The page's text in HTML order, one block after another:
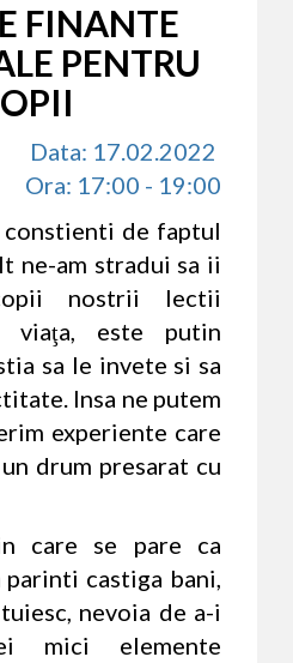
FINANTE
PENTRU
Data: 17.02.2022
Ora: 17:00 - 19:00
de faptul
ne-am stradui sa ii
nostrii lectii
viaţa, este putin
sa le invete si sa
Insa ne putem
experiente care
drum presarat cu
care se pare ca
castiga bani,
nevoia de a-i
mici elemente